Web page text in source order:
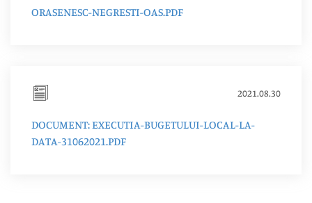
ORASENESC-NEGRESTI-OAS.PDF
2021.08.30
DOCUMENT: EXECUTIA-BUGETULUI-LOCAL-LA-
DATA-31062021.PDF